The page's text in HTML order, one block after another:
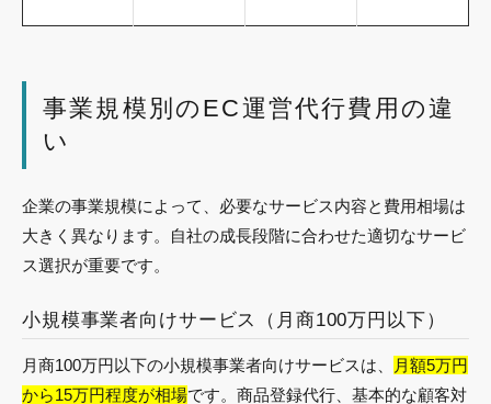
事業規模別のEC運営代行費用の違
い
企業の事業規模によって、必要なサービス内容と費用相場は
大きく異なります。自社の成長段階に合わせた適切なサービ
ス選択が重要です。
小規模事業者向けサービス（月商100万円以下）
月商100万円以下の小規模事業者向けサービスは、
月額5万円
から15万円程度が相場です。商品登録代行、基本的な顧客対